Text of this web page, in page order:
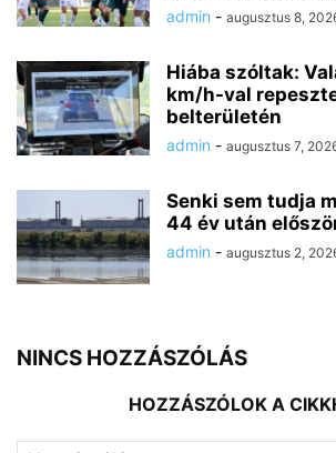
admin - augusztus 8,
Hiába szóltak:
km/h-val
belterületén
admin - augusztus 7,
Senki sem tudja
44 év után
admin - augusztus 2,
NINCS HOZZÁSZÓLÁS
HOZZÁSZÓLOK A